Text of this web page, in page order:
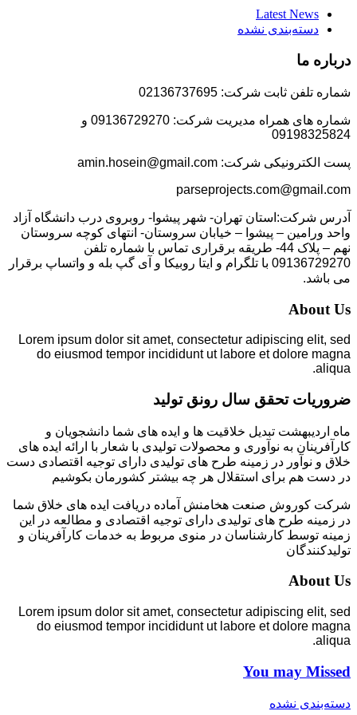
Latest News
دسته‌بندی نشده
درباره ما
شماره تلفن ثابت شرکت: 02136737695
شماره های همراه مدیریت شرکت: 09136729270 و
09198325824
پست الکترونیکی شرکت: amin.hosein@gmail.com
parseprojects.com@gmail.com
آدرس شرکت:استان تهران- شهر پیشوا- روبروی درب دانشگاه آزاد
واحد ورامین – پیشوا – خیابان سروستان- انتهای کوچه سروستان
نهم – پلاک 44- طریقه برقراری تماس با شماره تلفن
09136729270 با تلگرام و ایتا روبیکا و آی گپ بله و واتساپ برقرار
می باشد.
About Us
Lorem ipsum dolor sit amet, consectetur adipiscing elit, sed
do eiusmod tempor incididunt ut labore et dolore magna
aliqua.
ضروریات تحقق سال رونق تولید
ماه اردیبهشت تبدیل خلاقیت ها و ایده های شما دانشجویان و
کارآفرینان به نوآوری و محصولات تولیدی با شعار با ارائه ایده های
خلاق و نوآور در زمینه طرح های تولیدی دارای توجیه اقتصادی دست
در دست هم برای استقلال هر چه بیشتر کشورمان بکوشیم
شرکت کوروش صنعت هخامنش آماده دریافت ایده های خلاق شما
در زمینه طرح های تولیدی دارای توجیه اقتصادی و مطالعه در این
زمینه توسط کارشناسان در منوی مربوط به خدمات کارآفرینان و
تولیدکنندگان
About Us
Lorem ipsum dolor sit amet, consectetur adipiscing elit, sed
do eiusmod tempor incididunt ut labore et dolore magna
aliqua.
You may Missed
دسته‌بندی نشده